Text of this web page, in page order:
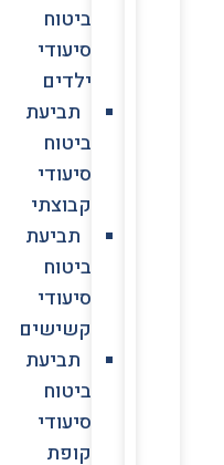
ביטוח
סיעודי
ילדים
תביעת
ביטוח
סיעודי
קבוצתי
תביעת
ביטוח
סיעודי
קשישים
תביעת
ביטוח
סיעודי
קופת